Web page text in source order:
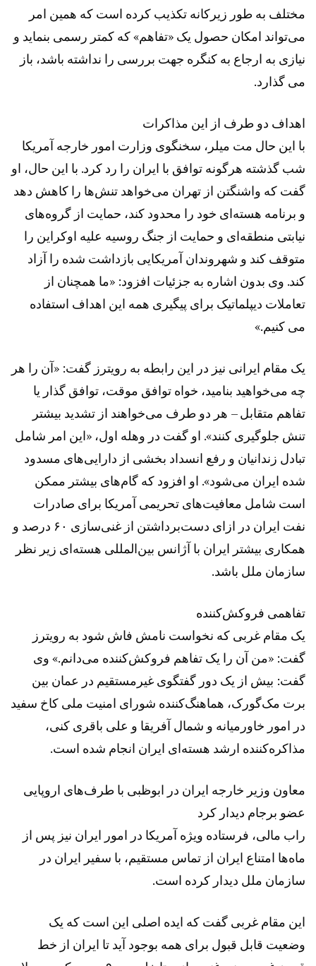
مختلف به طور زیرکانه تکذیب کرده است که همین امر
می‌تواند امکان حصول یک «تفاهم» که کمتر رسمی بنماید و
نیازی به ارجاع به کنگره جهت بررسی را نداشته باشد، باز
می گذارد.
اهداف دو طرف از این مذاکرات
با این حال مت میلر، سخنگوی وزارت امور خارجه آمریکا
شب گذشته هرگونه توافق با ایران را رد کرد. با این حال، او
گفت که واشنگتن از تهران می‌خواهد تنش‌ها را کاهش دهد
و برنامه هسته‌ای خود را محدود کند، حمایت از گروه‌های
نیابتی منطقه‌ای و حمایت از جنگ روسیه علیه اوکراین را
متوقف کند و شهروندان آمریکایی بازداشت شده را آزاد
کند. وی بدون اشاره به جزئیات افزود: «ما همچنان از
تعاملات دیپلماتیک برای پیگیری همه این اهداف استفاده
می کنیم.»
یک مقام ایرانی نیز در این رابطه به رویترز گفت: «آن را هر
چه می‌خواهید بنامید، خواه توافق موقت، توافق گذار یا
تفاهم متقابل – هر دو طرف می‌خواهند از تشدید بیشتر
تنش جلوگیری کنند». او گفت در وهله اول، «این امر شامل
تبادل زندانیان و رفع انسداد بخشی از دارایی‌های مسدود
شده ایران می‌شود». او افزود که گام‌های بیشتر ممکن
است شامل معافیت‌های تحریمی آمریکا برای صادرات
نفت ایران در ازای دست‌برداشتن از غنی‌سازی ۶۰ درصد و
همکاری بیشتر ایران با آژانس بین‌المللی هسته‌ای زیر نظر
سازمان ملل باشد.
تفاهمی فروکش‌کننده
یک مقام غربی که نخواست نامش فاش شود به رویترز
گفت: «من آن را یک تفاهم فروکش‌کننده می‌دانم.» وی
گفت: بیش از یک دور گفتگوی غیرمستقیم در عمان بین
برت مک‌گورک، هماهنگ‌کننده شورای امنیت ملی کاخ سفید
در امور خاورمیانه و شمال آفریقا و علی باقری کنی،
مذاکره‌کننده ارشد هسته‌ای ایران انجام شده است.
معاون وزیر خارجه ایران در ابوظبی با طرف‌های اروپایی
عضو برجام دیدار کرد
راب مالی، فرستاده ویژه آمریکا در امور ایران نیز پس از
ماه‌ها امتناع ایران از تماس مستقیم، با سفیر ایران در
سازمان ملل دیدار کرده است.
این مقام غربی گفت که ایده اصلی این است که یک
وضعیت قابل قبول برای همه بوجود آید تا ایران از خط